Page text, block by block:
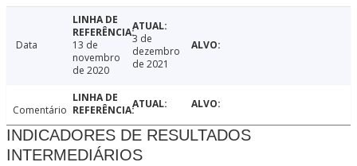
Data
13 de
novembro
de 2020
3 de
dezembro
de 2021
Comentário
INDICADORES DE RESULTADOS
INTERMEDIÁRIOS